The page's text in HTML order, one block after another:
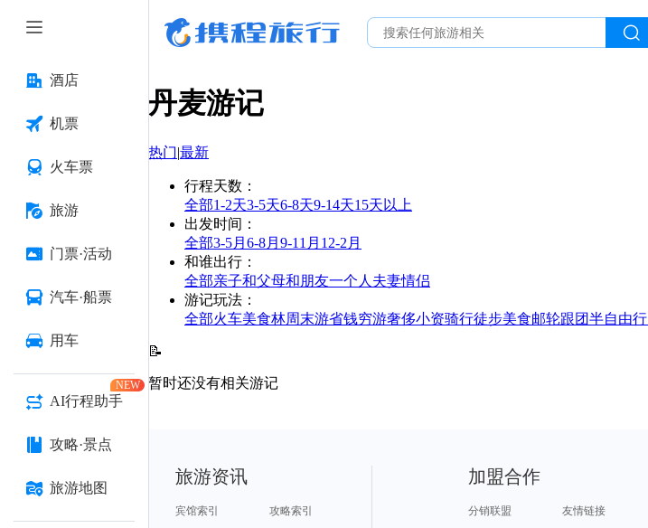
酒店
机票
火车票
旅游
门票·活动
汽车·船票
用车
AI行程助手
NEW
攻略·景点
旅游地图
丹麦游记
热门|最新
行程天数 ：
全部1-2天3-5天6-8天9-14天15天以上
出发时间 ：
全部3-5月 6-8月 9-11月 12-2月
和谁出行 ：
全部亲子和父母和朋友一个人 夫妻情侣
游记玩法 ：
全部火车美食林周末游省钱穷游奢侈小资骑行徒步美食邮轮跟团半自由行
📝
暂时还没有相关游记
旅游资讯
宾馆索引
攻略索引
加盟合作
分销联盟
友情链接